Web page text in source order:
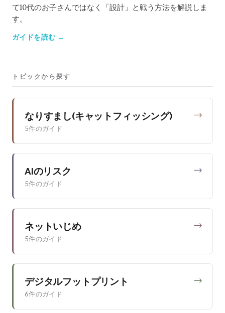
て10代のお子さんではなく「設計」と戦う方法を解説しま
す。
ガイドを読む →
トピックから探す
なりすまし(キャットフィッシング)
5件のガイド
→
AIのリスク
5件のガイド
→
ネットいじめ
5件のガイド
→
デジタルフットプリント
6件のガイド
→